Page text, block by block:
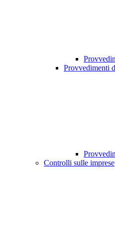
Provvedimenti
Controlli sulle imprese